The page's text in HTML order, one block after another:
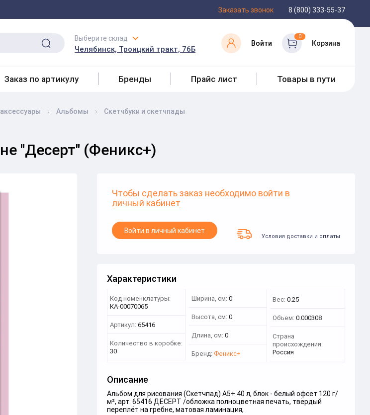
Заказать звонок 8 (800) 333-55-37
Выберите склад
Челябинск, Троицкий тракт, 76Б
Войти
0
Корзина
Заказ по артикулу Бренды Прайс лист Товары в пути
Альбомы
Скетчбуки и скетчпады
"Десерт" (Феникс+)
Чтобы сделать заказ необходимо войти в
личный кабинет
Войти в личный кабинет
Условия доставки и оплаты
Характеристики
Код номенклатуры:
КА-00070065
Артикул: 65416
Количество в коробке:
30
Ширина, см: 0
Высота, см: 0
Длина, см: 0
Бренд: Феникс+
Вес: 0.25
Объем: 0.000308
Страна
происхождения:
Россия
Описание
Альбом для рисования (Скетчпад) А5+ 40 л, блок - белый офсет 120 г/
м², арт. 65416 ДЕСЕРТ /обложка полноцветная печать, твёрдый
переплёт на гребне, матовая ламинация,